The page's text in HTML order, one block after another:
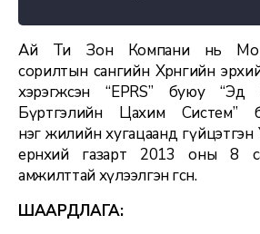
Ай Ти Зон Компани нь
сорилтын сангийн Хөрөнгийн
хэрэгжсэн “EPRS” буюу “Эд
Бүртгэлийн Цахим Систем”
нэг жилийн хугацаанд
ерөнхий газарт 2013 оны 8
амжилттай хүлээлгэн өгсөн.
ШААРДЛАГА: